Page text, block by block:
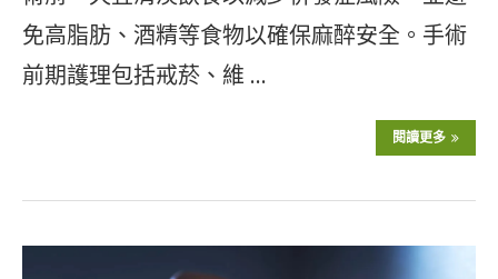
免高脂肪、酒精等食物以確保麻醉安全。手術
前期護理包括戒菸、維 …
閱讀更多